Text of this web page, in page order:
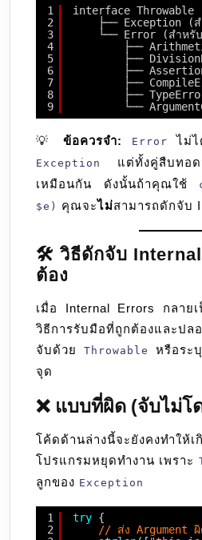
1
2
3
4
5
6
7
8
9
interface Throwable
├── Exception (
└── Error (สำหรั
├──
├──
├──
├──
├──
└──
💡 ข้อควรจำ: Error ไม่ไ
Exception แต่ทั้งคู่สืบทอ
เหมือนกัน ดังนั้นถ้าคุณใช้
$e)
คุณจะไม่สามารถดักจับ
🛠️ วิธีดักจับ
ต้อง
เมื่อ Internal Errors กลาย
วิธีการรับมือที่ถูกต้องและปล
จับด้วย Throwable หรือระ
จุด
❌ แบบที่ผิด (จับไม่โ
โค้ดด้านล่างนี้จะยังคงทำให้
โปรแกรมหยุดทำงาน เพราะ
ลูกของ Exception
1
2
try {
// ส่ง Argument